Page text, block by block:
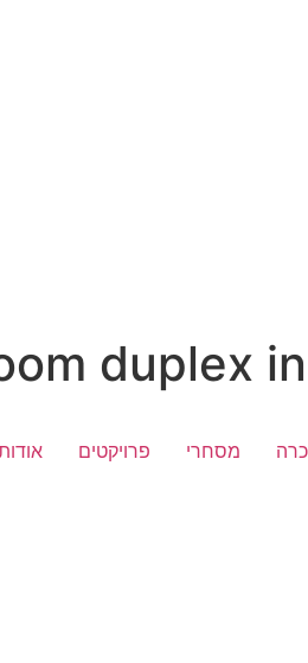
duplex
מסחרי פרויקטים